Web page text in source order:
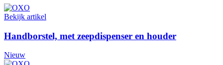
Bekijk artikel
Handborstel, met zeepdispenser en houder
Nieuw